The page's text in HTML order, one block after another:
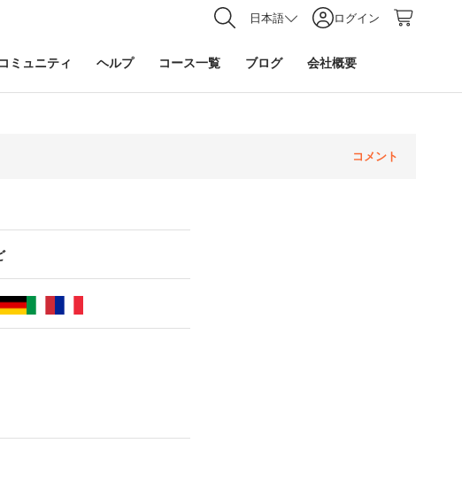
日本語 ログイン
コミュニティ ヘルプ コース一覧 ブログ 会社概要
コメント